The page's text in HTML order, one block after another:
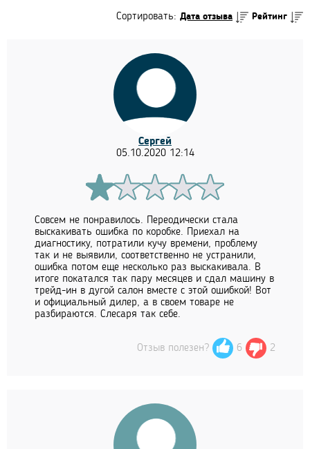
Сортировать: Дата отзыва Рейтинг
Сергей
05.10.2020 12:14
Совсем не понравилось. Переодически стала
выскакивать ошибка по коробке. Приехал на
диагностику, потратили кучу времени, проблему
так и не выявили, соответственно не устранили,
ошибка потом еще несколько раз выскакивала. В
итоге покатался так пару месяцев и сдал машину в
трейд-ин в дугой салон вместе с этой ошибкой! Вот
и официальный дилер, а в своем товаре не
разбираются. Слесаря так себе.
Отзыв полезен? 6 2